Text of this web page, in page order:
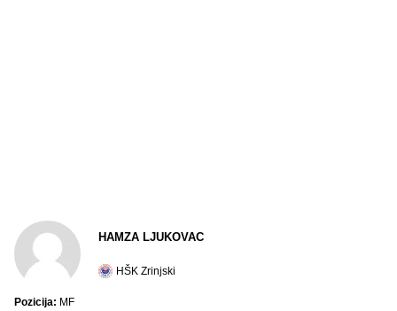
HAMZA LJUKOVAC
HŠK Zrinjski
Pozicija: MF